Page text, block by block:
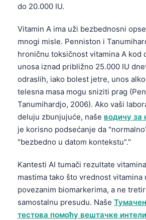
do 20.000 IU.
Vitamin A ima uži bezbednosni
mnogi misle. Penniston i
hroničnu toksičnost vitamina A kod
unosa iznad približno 25.000 IU
odraslih, iako bolest jetre, unos
telesna masa mogu sniziti prag
Tanumihardjo, 2006). Ako vaši
deluju zbunjujuće, naše водичу за
je korisno podsećanje da
"bezbedno u datom kontekstu"."
Kantesti AI tumači rezultate
mastima tako što vrednost vitamina
povezanim biomarkerima, a ne
samostalnu presudu. Naše
тестова помоћу вештачке